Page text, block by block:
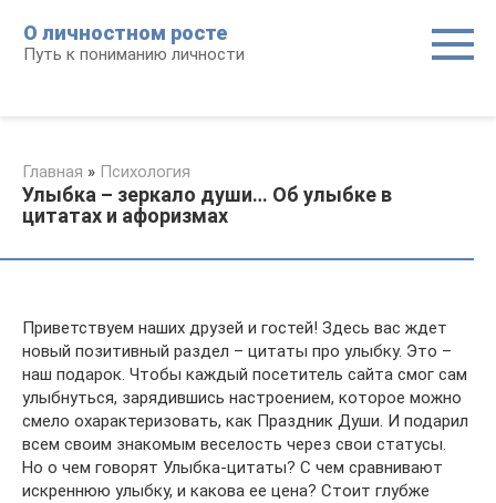
контенту
О личностном росте
Путь к пониманию личности
Главная » Психология
Улыбка – зеркало души… Об улыбке в
цитатах и афоризмах
Приветствуем наших друзей и гостей! Здесь вас ждет
новый позитивный раздел – цитаты про улыбку. Это –
наш подарок. Чтобы каждый посетитель сайта смог сам
улыбнуться, зарядившись настроением, которое можно
смело охарактеризовать, как Праздник Души. И подарил
всем своим знакомым веселость через свои статусы.
Но о чем говорят Улыбка-цитаты? С чем сравнивают
искреннюю улыбку, и какова ее цена? Стоит глубже